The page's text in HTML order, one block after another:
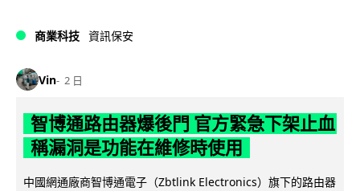
商業科技 資訊保安
Vin 2 日
智博通路由器爆後門 官方緊急下架止血
稱漏洞是功能在維修時使用
中國網通廠商智博通電子（Zbtlink Electronics）旗下的路由器